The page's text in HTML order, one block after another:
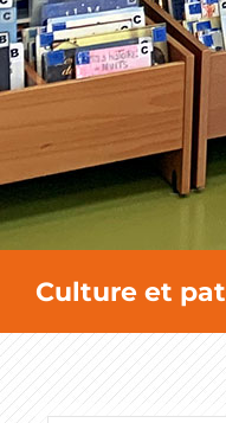
Culture et